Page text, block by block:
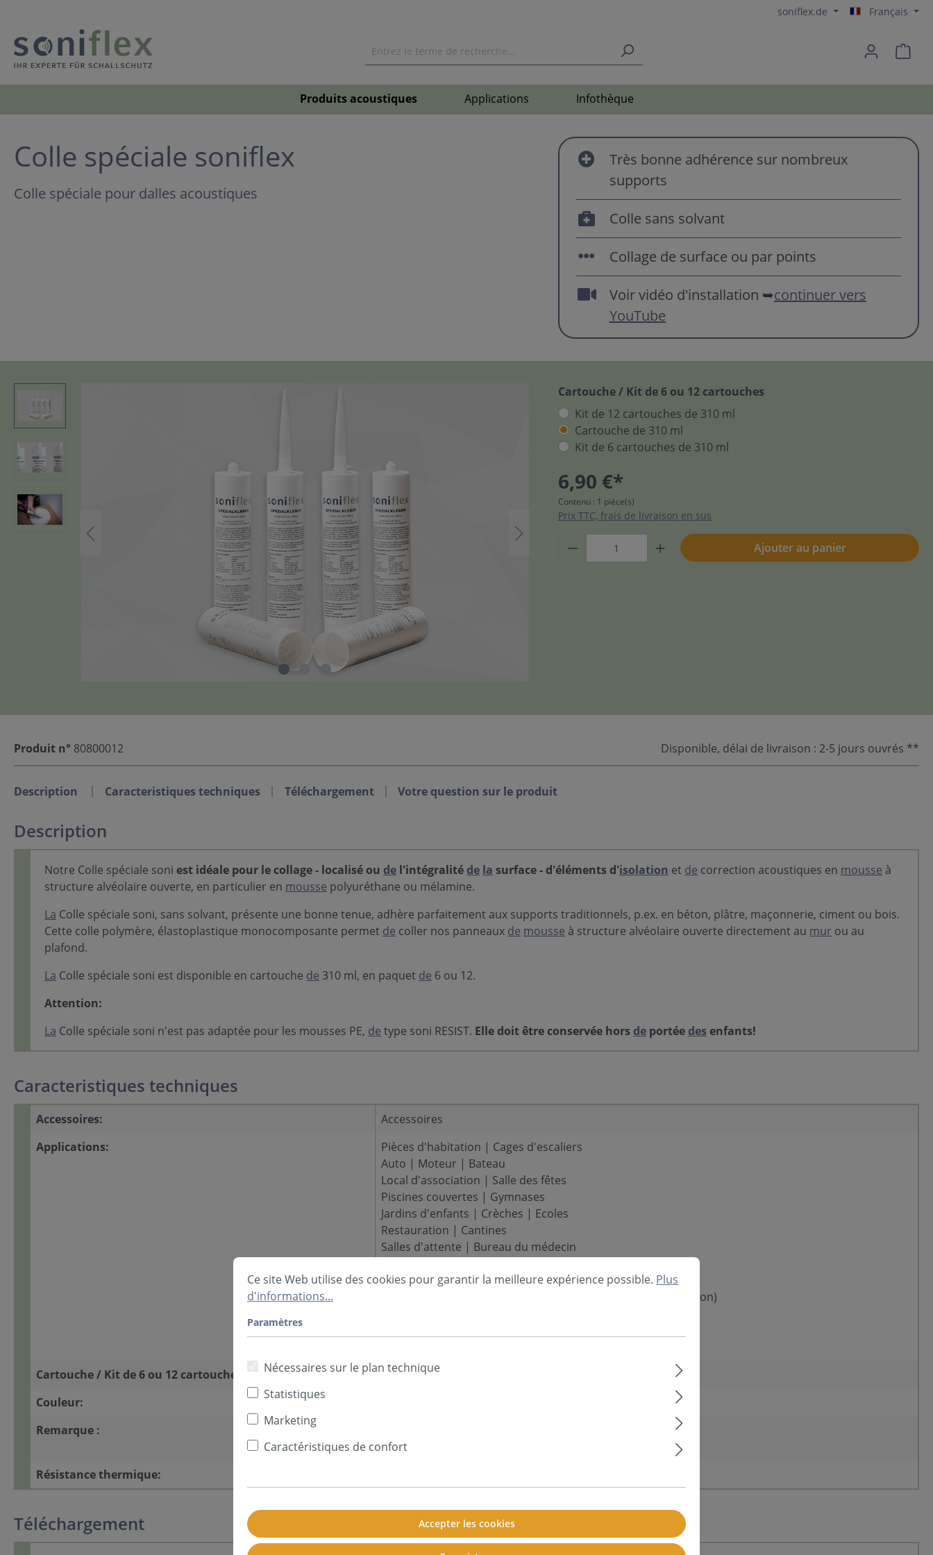
soniflex.de Français
Produits acoustiques Applications Infothèque
Colle spéciale soniflex
Colle spéciale pour dalles acoustiques
Très bonne adhérence sur nombreux
supports
Colle sans solvant
Collage de surface ou par points
Voir vidéo d'installation ➥continuer vers
YouTube
Cartouche / Kit de 6 ou 12 cartouches
Kit de 12 cartouches de 310 ml
Cartouche de 310 ml
Kit de 6 cartouches de 310 ml
6,90 €*
Contenu : 1 pièce(s)
Prix TTC, frais de livraison en sus
Ajouter au panier
Produit n° 80800012 Disponible, délai de livraison : 2-5 jours ouvrés **
Description Caracteristiques techniques Téléchargement Votre question sur le produit
Description
Notre Colle spéciale soni est idéale pour le collage - localisé ou de l'intégralité de la surface - d'éléments d'isolation et de correction acoustiques en mousse à
structure alvéolaire ouverte, en particulier en mousse polyuréthane ou mélamine.
La Colle spéciale soni, sans solvant, présente une bonne tenue, adhère parfaitement aux supports traditionnels, p.ex. en béton, plâtre, maçonnerie, ciment ou bois.
Cette colle polymère, élastoplastique monocomposante permet de coller nos panneaux de mousse à structure alvéolaire ouverte directement au mur ou au
plafond.
La Colle spéciale soni est disponible en cartouche de 310 ml, en paquet de 6 ou 12.
Attention:
La Colle spéciale soni n'est pas adaptée pour les mousses PE, de type soni RESIST. Elle doit être conservée hors de portée des enfants!
Caracteristiques techniques
Accessoires:
Accessoires
Applications:
Pièces d'habitation | Cages d'escaliers
Auto | Moteur | Bateau
Local d'association | Salle des fêtes
Piscines couvertes | Gymnases
Jardins d'enfants | Crèches | Ecoles
Restauration | Cantines
Salles d'attente | Bureau du médecin
Production | Ateliers
Pompe à chaleur | HVAC (chauffage, ventilation et climatisation)
Cartouche / Kit de 6 ou 12 cartouches:
Cartouche de 310 ml
Couleur:
Remarque :
- Montage facile
Résistance thermique:
Téléchargement
Ce site Web utilise des cookies pour garantir la meilleure expérience possible. Plus
d'informations...
Paramètres
Nécessaires sur le plan technique
Statistiques
Marketing
Caractéristiques de confort
Accepter les cookies